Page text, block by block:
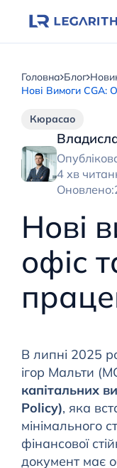
Головна Блог
Нові Вимоги CGA:
Нові
офіс
4 хв
Оновлено:
Кюрасао
В липні 2025
ігор Мальти
капітальних
Policy), яка
мінімального
фінансової
документ має